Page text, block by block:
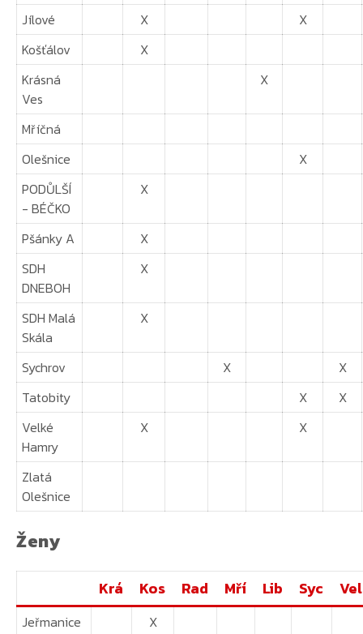
Jílové
X
X
Košťálov
X
Krásná
Ves
X
Mříčná
Olešnice
X
PODŮLŠÍ
- BÉČKO
X
Pšánky A
X
SDH
DNEBOH
X
SDH Malá
Skála
X
Sychrov X
X
Tatobity
X
X
Velké
Hamry
X X
Zlatá
Olešnice
Ženy
Krá Kos Rad Mří Lib Syc Vel
Jeřmanice
X